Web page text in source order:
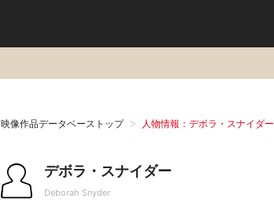
映像作品データベーストップ 人物情報：デボラ・スナイダー
デボラ・スナイダー
Deborah Snyder